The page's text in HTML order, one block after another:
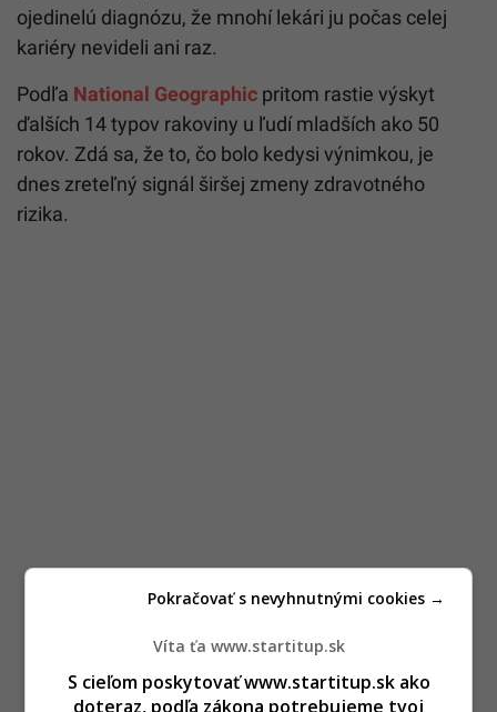
ojedinelú diagnózu, že mnohí lekári ju počas celej
kariéry nevideli ani raz.
Podľa National Geographic pritom rastie výskyt
ďalších 14 typov rakoviny u ľudí mladších ako 50
rokov. Zdá sa, že to, čo bolo kedysi výnimkou, je
dnes zreteľný signál širšej zmeny zdravotného
rizika.
Víta ťa www.startitup.sk
S cieľom poskytovať www.startitup.sk ako
doteraz, podľa zákona potrebujeme tvoj
Pokračovať s nevyhnutnými cookies →